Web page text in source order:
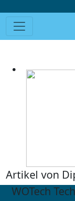
Artikel von
WOTech